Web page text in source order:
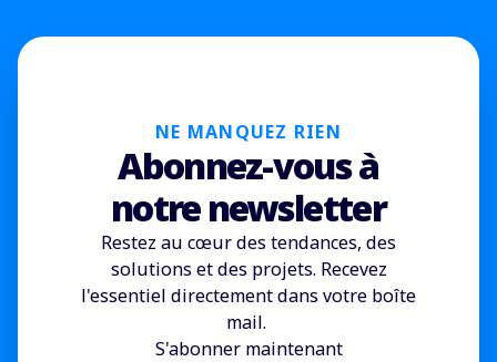
NE MANQUEZ RIEN
Abonnez-vous à
notre newsletter
Restez au cœur des tendances, des
solutions et des projets. Recevez
l'essentiel directement dans votre boîte
mail.
S'abonner maintenant